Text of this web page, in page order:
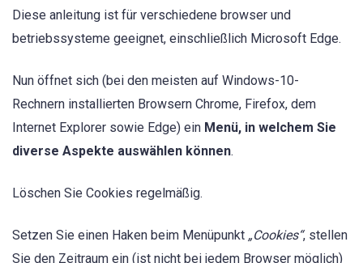
Diese anleitung ist für verschiedene browser und
betriebssysteme geeignet, einschließlich Microsoft Edge.
Nun öffnet sich (bei den meisten auf Windows-10-
Rechnern installierten Browsern Chrome, Firefox, dem
Internet Explorer sowie Edge) ein Menü, in welchem Sie
diverse Aspekte auswählen können.
Löschen Sie Cookies regelmäßig.
Setzen Sie einen Haken beim Menüpunkt „Cookies“, stellen
Sie den Zeitraum ein (ist nicht bei jedem Browser möglich)